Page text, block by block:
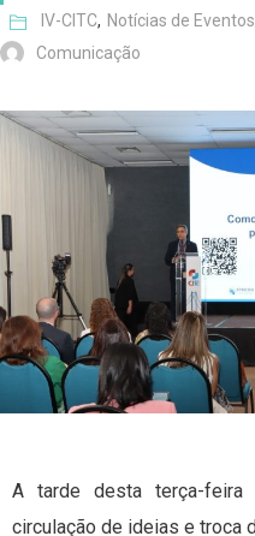
IV-CITC, Notícias de Eventos
Comunicação
A tarde desta terça-
circulação de ideias e troca